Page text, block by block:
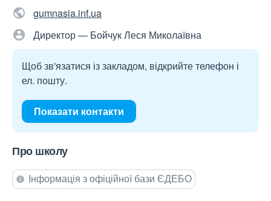
gumnasia.inf.ua
Директор — Бойчук Леся Миколаївна
Щоб зв'язатися із закладом, відкрийте телефон і
ел. пошту.
Показати контакти
Про школу
Інформація з офіційної бази ЄДЕБО